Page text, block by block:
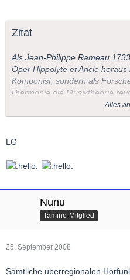
Zitat
Als Jean-Philippe Rameau
Oper Hippolyte et Aricie
Komponist, sondern als
l’harmonie die Musiktheorie
In der Oper indes realisierte er
bekam und sich beklagte, die
Modernisten: Rameau sollte
Ansonsten komponierte er
Cembalostücke, die neue
die französische Musik
Alles
LG
Nunu
Tamino-Mitglied
25. September 2008
Sämtliche überregionalen